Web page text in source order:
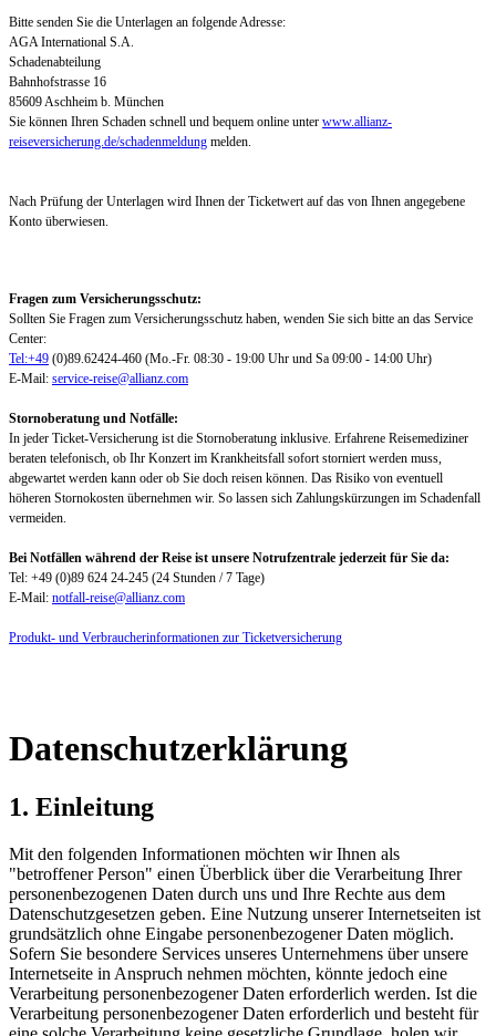
Bitte senden Sie die Unterlagen an folgende Adresse:
AGA International S.A.
Schadenabteilung
Bahnhofstrasse 16
85609 Aschheim b. München
Sie können Ihren Schaden schnell und bequem online unter www.allianz-
reiseversicherung.de/schadenmeldung melden.
Nach Prüfung der Unterlagen wird Ihnen der Ticketwert auf das von Ihnen angegebene
Konto überwiesen.
Fragen zum Versicherungsschutz:
Sollten Sie Fragen zum Versicherungsschutz haben, wenden Sie sich bitte an das Service
Center:
Tel:+49 (0)89.62424-460 (Mo.-Fr. 08:30 - 19:00 Uhr und Sa 09:00 - 14:00 Uhr)
E-Mail: service-reise@allianz.com
Stornoberatung und Notfälle:
In jeder Ticket-Versicherung ist die Stornoberatung inklusive. Erfahrene Reisemediziner
beraten telefonisch, ob Ihr Konzert im Krankheitsfall sofort storniert werden muss,
abgewartet werden kann oder ob Sie doch reisen können. Das Risiko von eventuell
höheren Stornokosten übernehmen wir. So lassen sich Zahlungskürzungen im Schadenfall
vermeiden.
Bei Notfällen während der Reise ist unsere Notrufzentrale jederzeit für Sie da:
Tel: +49 (0)89 624 24-245 (24 Stunden / 7 Tage)
E-Mail: notfall-reise@allianz.com
Produkt- und Verbraucherinformationen zur Ticketversicherung
Datenschutzerklärung
1. Einleitung
Mit den folgenden Informationen möchten wir Ihnen als
"betroffener Person" einen Überblick über die Verarbeitung Ihrer
personenbezogenen Daten durch uns und Ihre Rechte aus dem
Datenschutzgesetzen geben. Eine Nutzung unserer Internetseiten ist
grundsätzlich ohne Eingabe personenbezogener Daten möglich.
Sofern Sie besondere Services unseres Unternehmens über unsere
Internetseite in Anspruch nehmen möchten, könnte jedoch eine
Verarbeitung personenbezogener Daten erforderlich werden. Ist die
Verarbeitung personenbezogener Daten erforderlich und besteht für